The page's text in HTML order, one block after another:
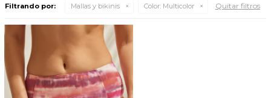
Filtrando por: Mallas y bikinis Color: Multicolor Quitar filtros